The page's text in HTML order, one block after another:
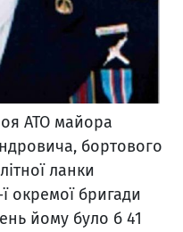
АТО майора
бортового
ланки
окремої бригади
йому було б 41